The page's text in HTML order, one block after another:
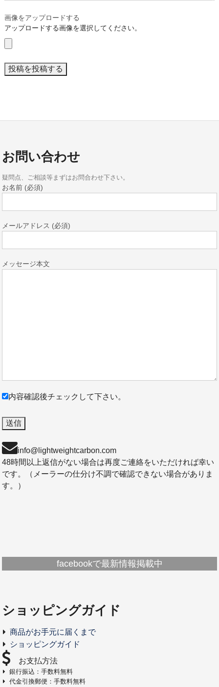
画像をアップロードする
アップロードする画像を選択してください。
お問い合わせ
疑問点、ご相談等まずはお問合わせ下さい。
お名前 (必須)
メールアドレス (必須)
メッセージ本文
内容確認後チェックして下さい。
info@lightweightcarbon.com
48時間以上返信がない場合は再度ご連絡をいただければ幸い
です。（メーラーの仕分け不調で確認できない場合がありま
す。）
facebookで最新情報掲載中
ショッピングガイド
商品がお手元に届くまで
ショッピングガイド
お支払方法
銀行振込：手数料無料
代金引換郵便：手数料無料